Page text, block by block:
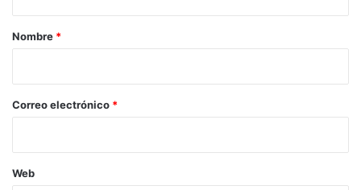
r
*
Nombre *
Correo electrónico *
Web